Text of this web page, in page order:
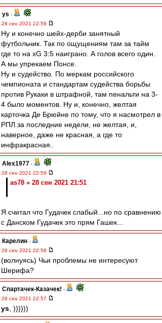
ys -
28 сен 2021 22:59
Ну и конечно шейх-дерби занятный
футбольчик. Так по ощущениям там за тайм
где то на xG 3:5 наиграно. А голов всего один.
А мы упрекаем Понсе.
Ну и судейство. По меркам российского
чемпионата и стандартам судейства борьбы
против Рукаки в штрафной, там пенальти на 3-
4 было моментов. Ну и, конечно, желтая
карточка Де Брюйне по тому, что я насмотрел в
РПЛ за последние недели, не желтая, и,
наверное, даже не красная, а где то
инфракрасная..
Alex1977 -
28 сен 2021 22:59
as78 » 28 сен 2021 21:51
Я считал что Гудачек слабый...но по сравнению
с Данском Гудачек это прям Гашек...
Карелин -
28 сен 2021 22:58
(волнуясь) Чьи проблемы не интересуют
Шерифа?
Спартачек-Казачек! -
28 сен 2021 22:57
ys , ))))))